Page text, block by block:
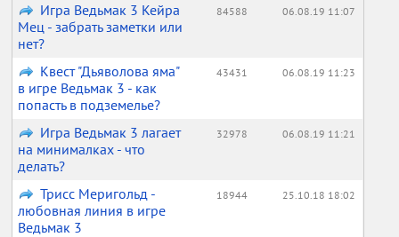
Игра Ведьмак 3 Кейра
Мец - забрать заметки или
нет?
84588 06.08.19 11:07
Квест "Дьяволова яма"
в игре Ведьмак 3 - как
попасть в подземелье?
43431 06.08.19 11:23
Игра Ведьмак 3 лагает
на минималках - что
делать?
32978 06.08.19 11:21
Трисс Меригольд -
любовная линия в игре
Ведьмак 3
18944 25.10.18 18:02